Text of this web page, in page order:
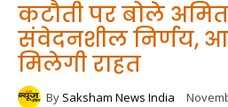
कटौती पर बोले
संवेदनशील निर्णय,
मिलेगी राहत
By Saksham News India